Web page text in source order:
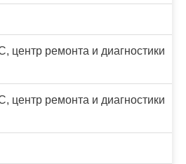
ремонта и диагностики
ремонта и диагностики